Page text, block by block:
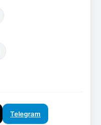
Telegram